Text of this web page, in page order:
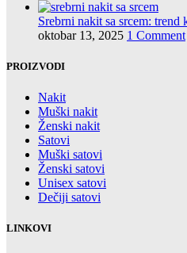
Srebrni nakit sa srcem:
oktobar 13, 2025 1 Comment
PROIZVODI
Nakit
Muški nakit
Ženski nakit
Satovi
Muški satovi
Ženski satovi
Unisex satovi
Dečiji satovi
LINKOVI